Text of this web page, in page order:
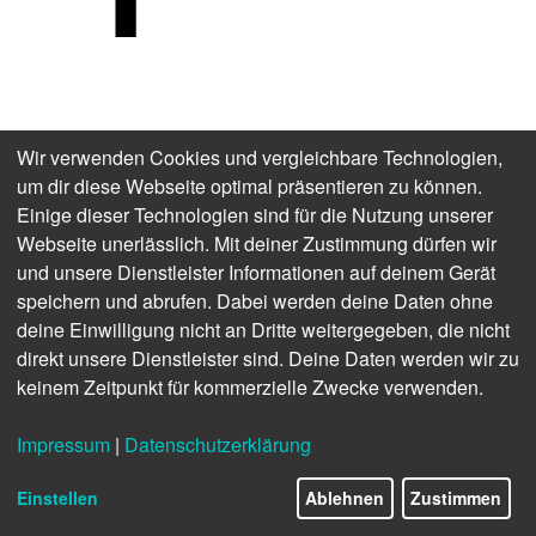
German Press Agency
Annual Report 2017
Wir verwenden Cookies und vergleichbare Technologien,
um dir diese Webseite optimal präsentieren zu können.
Einige dieser Technologien sind für die Nutzung unserer
Webseite unerlässlich. Mit deiner Zustimmung dürfen wir
und unsere Dienstleister Informationen auf deinem Gerät
speichern und abrufen. Dabei werden deine Daten ohne
deine Einwilligung nicht an Dritte weitergegeben, die nicht
direkt unsere Dienstleister sind. Deine Daten werden wir zu
keinem Zeitpunkt für kommerzielle Zwecke verwenden.
Impressum | Datenschutzerklärung
Einstellen Ablehnen Zustimmen